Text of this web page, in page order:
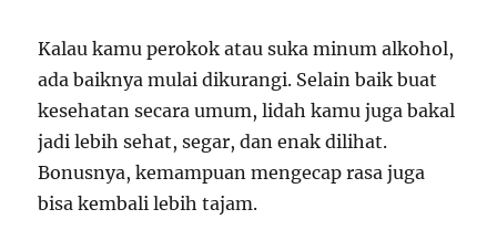
Kalau kamu perokok atau suka minum alkohol,
ada baiknya mulai dikurangi. Selain baik buat
kesehatan secara umum, lidah kamu juga bakal
jadi lebih sehat, segar, dan enak dilihat.
Bonusnya, kemampuan mengecap rasa juga
bisa kembali lebih tajam.